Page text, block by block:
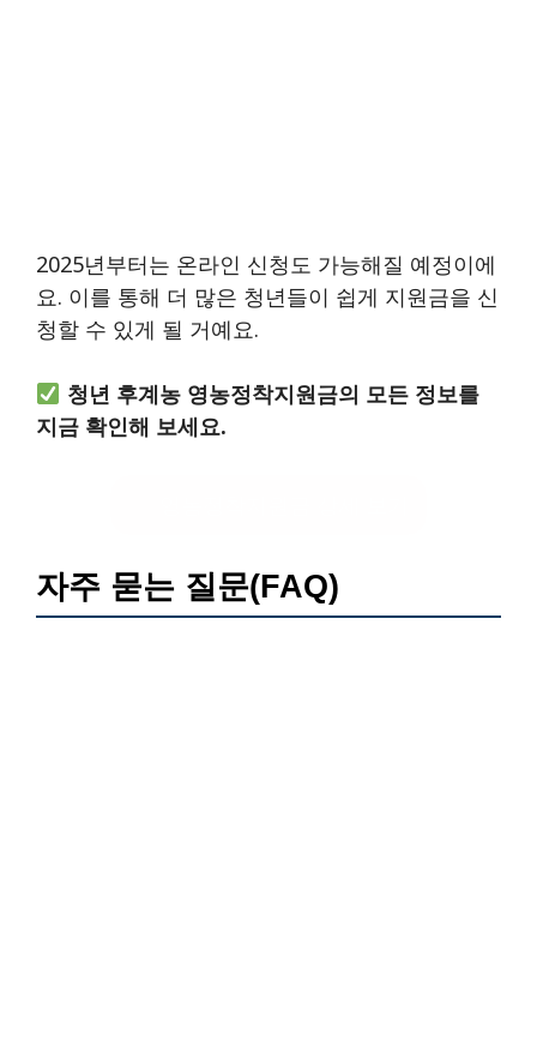
2025년부터는 온라인 신청도 가능해질 예정이에
요. 이를 통해 더 많은 청년들이 쉽게 지원금을 신
청할 수 있게 될 거예요.
청년 후계농 영농정착지원금의 모든 정보를
지금 확인해 보세요.
자주 묻는 질문(FAQ)